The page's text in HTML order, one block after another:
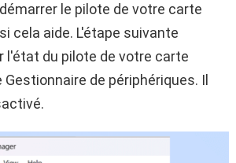
le pilote de votre carte
cela aide. L'étape suivante
l'état du pilote de votre carte
de périphériques. Il